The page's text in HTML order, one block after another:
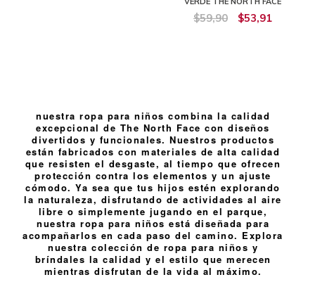
$59,90 $53,91
nuestra ropa para niños combina la calidad
excepcional de The North Face con diseños
divertidos y funcionales. Nuestros productos
están fabricados con materiales de alta calidad
que resisten el desgaste, al tiempo que ofrecen
protección contra los elementos y un ajuste
cómodo. Ya sea que tus hijos estén explorando
la naturaleza, disfrutando de actividades al aire
libre o simplemente jugando en el parque,
nuestra ropa para niños está diseñada para
acompañarlos en cada paso del camino. Explora
nuestra colección de ropa para niños y
bríndales la calidad y el estilo que merecen
mientras disfrutan de la vida al máximo.